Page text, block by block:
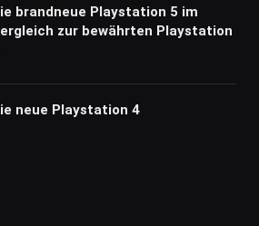
brandneue Playstation 5 im
zur bewährten Playstation
neue Playstation 4